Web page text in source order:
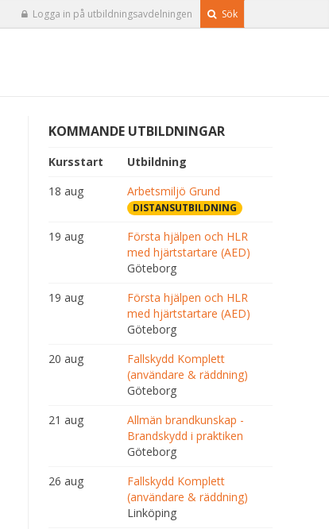
Logga in på utbildningsavdelningen Sök
KOMMANDE UTBILDNINGAR
Kursstart
Utbildning
18 aug
Arbetsmiljö Grund
DISTANSUTBILDNING
19 aug
Första hjälpen och HLR
med hjärtstartare (AED)
Göteborg
19 aug
Första hjälpen och HLR
med hjärtstartare (AED)
Göteborg
20 aug
Fallskydd Komplett
(användare & räddning)
Göteborg
21 aug
Allmän brandkunskap -
Brandskydd i praktiken
Göteborg
26 aug
Fallskydd Komplett
(användare & räddning)
Linköping